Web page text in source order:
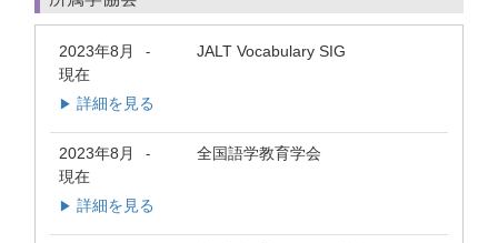
2023年8月 -
現在
JALT Vocabulary SIG
▶ 詳細を見る
2023年8月 -
現在
全国語学教育学会
▶ 詳細を見る